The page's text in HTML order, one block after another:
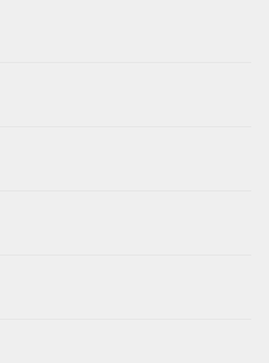
て！って確か言ってたよね🤣